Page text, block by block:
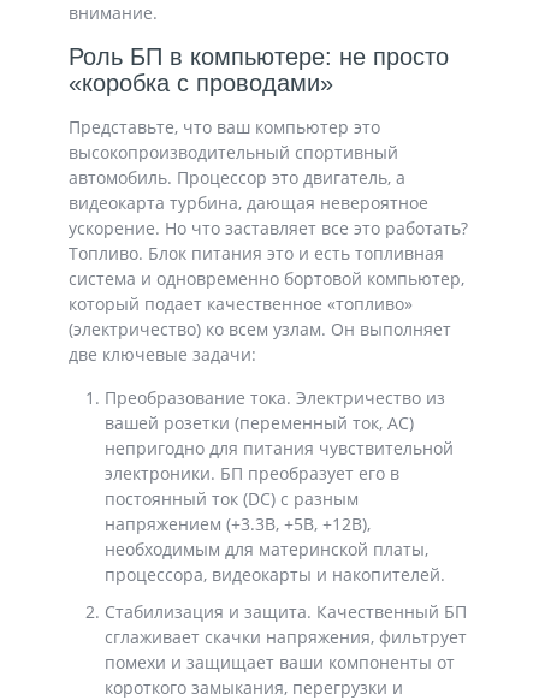
внимание.
Роль БП в компьютере: не просто
«коробка с проводами»
Представьте, что ваш компьютер это
высокопроизводительный спортивный
автомобиль. Процессор это двигатель, а
видеокарта турбина, дающая невероятное
ускорение. Но что заставляет все это работать?
Топливо. Блок питания это и есть топливная
система и одновременно бортовой компьютер,
который подает качественное «топливо»
(электричество) ко всем узлам. Он выполняет
две ключевые задачи:
Преобразование тока. Электричество из
вашей розетки (переменный ток, AC)
непригодно для питания чувствительной
электроники. БП преобразует его в
постоянный ток (DC) с разным
напряжением (+3.3В, +5В, +12В),
необходимым для материнской платы,
процессора, видеокарты и накопителей.
Стабилизация и защита. Качественный БП
сглаживает скачки напряжения, фильтрует
помехи и защищает ваши компоненты от
короткого замыкания, перегрузки и